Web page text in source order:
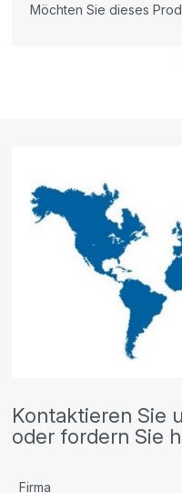
Möchten Sie dieses
Kontaktieren Sie
oder fordern Sie
Firma